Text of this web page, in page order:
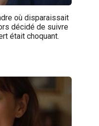
où disparaissait
décidé de suivre
était choquant.